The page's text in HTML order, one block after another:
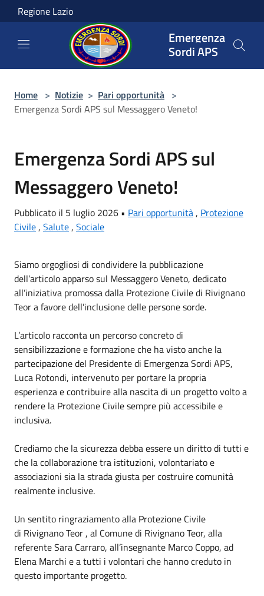
Salta al contenuto principale
Regione Lazio
Emergenza
Sordi APS
Home > Notizie > Pari opportunità >
Emergenza Sordi APS sul Messaggero Veneto!
Emergenza Sordi APS sul
Messaggero Veneto!
Pubblicato il 5 luglio 2026 • Pari opportunità, Protezione
Civile, Salute, Sociale
Siamo orgogliosi di condividere la pubblicazione
dell’articolo apparso sul Messaggero Veneto, dedicato
all’iniziativa promossa dalla Protezione Civile di Rivignano
Teor a favore dell’inclusione delle persone sorde.
L’articolo racconta un percorso concreto di
sensibilizzazione e formazione che ha visto anche la
partecipazione del Presidente di Emergenza Sordi APS,
Luca Rotondi, intervenuto per portare la propria
esperienza e contribuire alla nascita di un progetto volto a
rendere la Protezione Civile sempre più accessibile e
inclusiva.
Crediamo che la sicurezza debba essere un diritto di tutti e
che la collaborazione tra istituzioni, volontariato e
associazioni sia la strada giusta per costruire comunità
realmente inclusive.
Un sentito ringraziamento alla Protezione Civile
di Rivignano Teor, al Comune di Rivignano Teor, alla
referente Sara Carraro, all’insegnante Marco Coppo, ad
Elena Marchi e a tutti i volontari che hanno creduto in
questo importante progetto.